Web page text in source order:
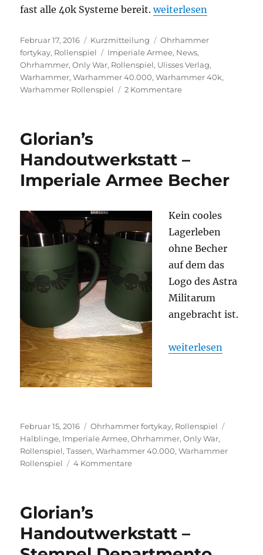
fast alle 40k Systeme bereit.„Warhammer 40.000
weiterlesen
Veröffentlicht
am
Februar 17, 2016 Format
Kurzmitteilung Kategorien
Ohrhammer
fortykay, Rollenspiel Schlagwörter
Imperiale Armee, News,
Ohrhammer,Only War, Rollenspiel, Ulisses Verlag,
Warhammer,Warhammer 40.000,Warhammer 40k,
Warhammer Rollenspiel
2 Kommentarezu
Produkte
2016
Glorian’s
Handoutwerkstatt –
Imperiale Armee Becher
Kein cooles
Lagerleben
ohne Becher
auf dem das
Logo des Astra
Militarum
angebracht ist.
„Glorian’s
weiterlesen
Veröffentlicht
am
Februar 15, 2016 Kategorien
Ohrhammer fortykay, Rollenspiel
Halblinge, Imperiale Armee,Ohrhammer,Only War,
Rollenspiel,Tassen,Warhammer 40.000,Warhammer
Rollenspiel
4 Kommentarezu
Becher
Glorian’s
Handoutwerkstatt –